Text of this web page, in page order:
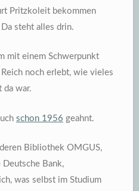
Pritzkoleit bekommen
steht alles drin.
mit einem Schwerpunkt
noch erlebt, wie vieles
da war.
schon 1956 geahnt.
Bibliothek OMGUS,
Bank,
was selbst im Studium